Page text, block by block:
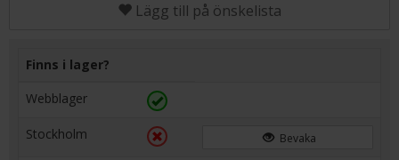
Lägg till på önskelista
Finns i lager?
Webblager
Stockholm Bevaka